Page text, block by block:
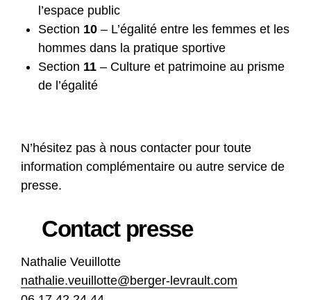
l’espace public
Section 10 – L’égalité entre les femmes et les
hommes dans la pratique sportive
Section 11 – Culture et patrimoine au prisme
de l’égalité
N’hésitez pas à nous contacter pour toute
information complémentaire ou autre service de
presse.
Contact presse
Nathalie Veuillotte
nathalie.veuillotte@berger-levrault.com